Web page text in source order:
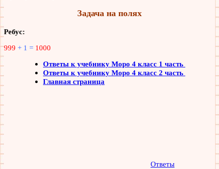
Задача на полях
Ребус:
999 + 1 = 1000
Ответы к учебнику Моро 4 класс 1 часть
Ответы к учебнику Моро 4 класс 2 часть
Главная страница
Ответы